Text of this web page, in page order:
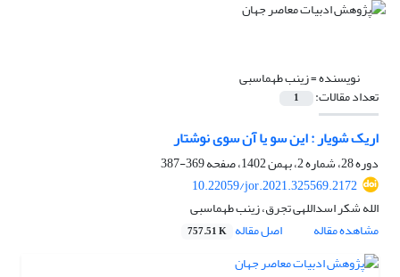
نویسنده =زینب طهماسبی
تعداد مقالات: 1
اریک شویار : این سو یا آن سوی نوشتار
دوره 28، شماره 2، بهمن 1402، صفحه
369-387
10.22059/jor.2021.325569.2172
الله شکر اسداللهی تجرق، زینب طهماسبی
مشاهده مقاله
اصل مقاله 757.51 K